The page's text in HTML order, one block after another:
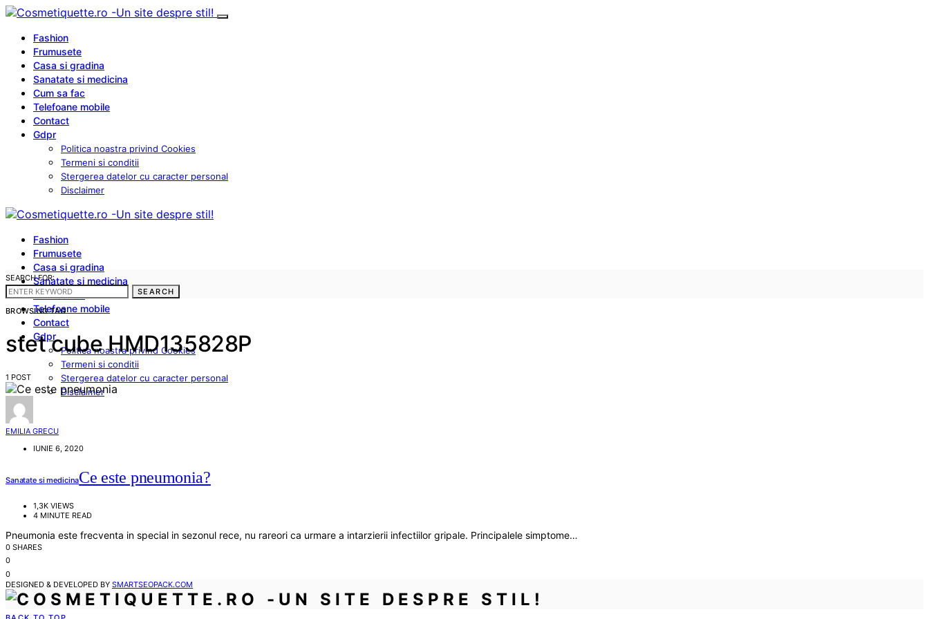
Fashion
Frumusete
Casa si gradina
Sanatate si medicina
Cum sa fac
Telefoane mobile
Contact
Gdpr
Politica noastra privind Cookies
Termeni si conditii
Stergerea datelor cu caracter personal
Disclaimer
Fashion
Frumusete
Casa si gradina
Sanatate si medicina
Cum sa fac
Telefoane mobile
Contact
Gdpr
Politica noastra privind Cookies
Termeni si conditii
Stergerea datelor cu caracter personal
Disclaimer
SEARCH FOR:
SEARCH
BROWSING TAG
stet cube HMD135828P
1 POST
EMILIA GRECU
IUNIE 6, 2020
Sanatate si medicinaCe este pneumonia?
1,3K VIEWS
4 MINUTE READ
Pneumonia este frecventa in special in sezonul rece, nu rareori ca urmare a intarzierii infectiilor gripale. Principalele simptome…
0 SHARES
0
0
DESIGNED & DEVELOPED BY SMARTSEOPACK.COM